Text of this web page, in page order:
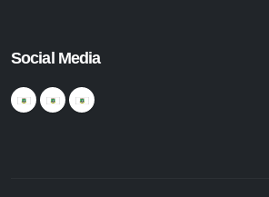
Social Media